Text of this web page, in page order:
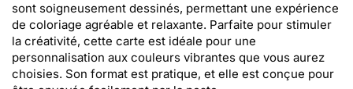
sont soigneusement dessinés, permettant une expérience
de coloriage agréable et relaxante. Parfaite pour stimuler
la créativité, cette carte est idéale pour une
personnalisation aux couleurs vibrantes que vous aurez
choisies. Son format est pratique, et elle est conçue pour